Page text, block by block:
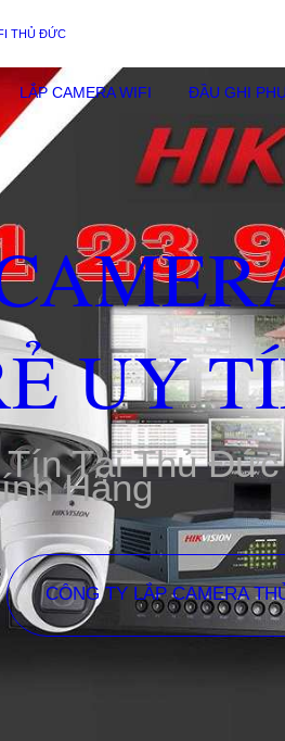
THỦ ĐỨC
LẮP CAMERA WIFI ĐẦU GHI
UY
Tại Thủ
Hãng
CÔNG TY LẮP CAMERA